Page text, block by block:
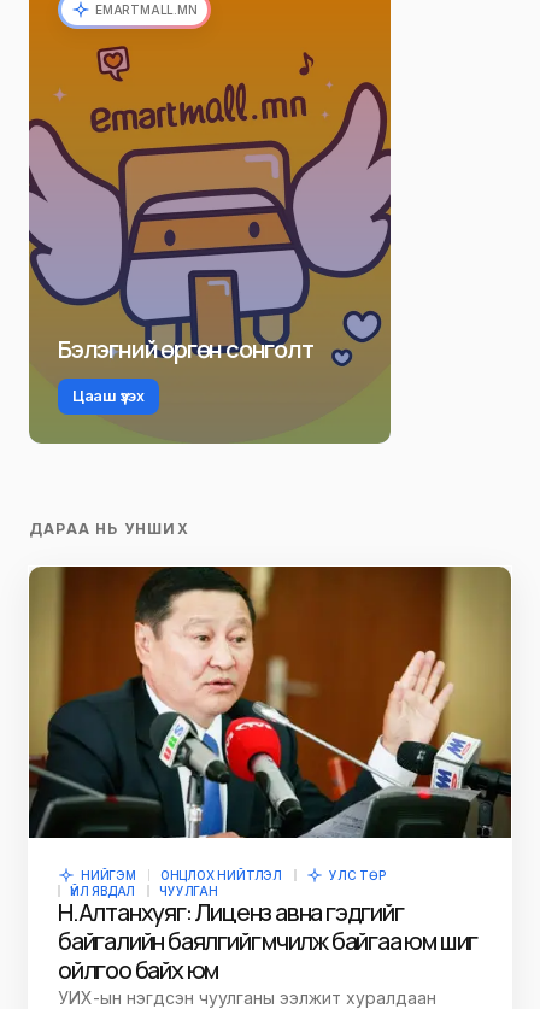
EMARTMALL.MN
Бэлэгний өргөн сонголт
Цааш үзэх
ДАРАА НЬ УНШИХ
НИЙГЭМ ОНЦЛОХ НИЙТЛЭЛ
УЛС ТӨР
ҮЙЛ ЯВДАЛ
ЧУУЛГАН
Н.Алтанхуяг: Лиценз авна гэдгийг
байгалийн баялгийг өмчилж байгаа юм шиг
ойлгоо байх юм
УИХ-ын нэгдсэн чуулганы ээлжит хуралдаан